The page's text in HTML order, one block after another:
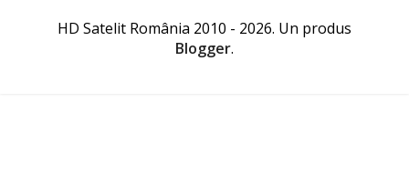
HD Satelit România 2010 - 2026. Un produs
Blogger.